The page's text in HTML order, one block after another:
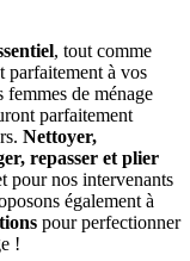
, tout comme
parfaitement à vos
femmes de ménage
parfaitement
Nettoyer,
repasser et plier
pour nos intervenants
également à
pour perfectionner
!